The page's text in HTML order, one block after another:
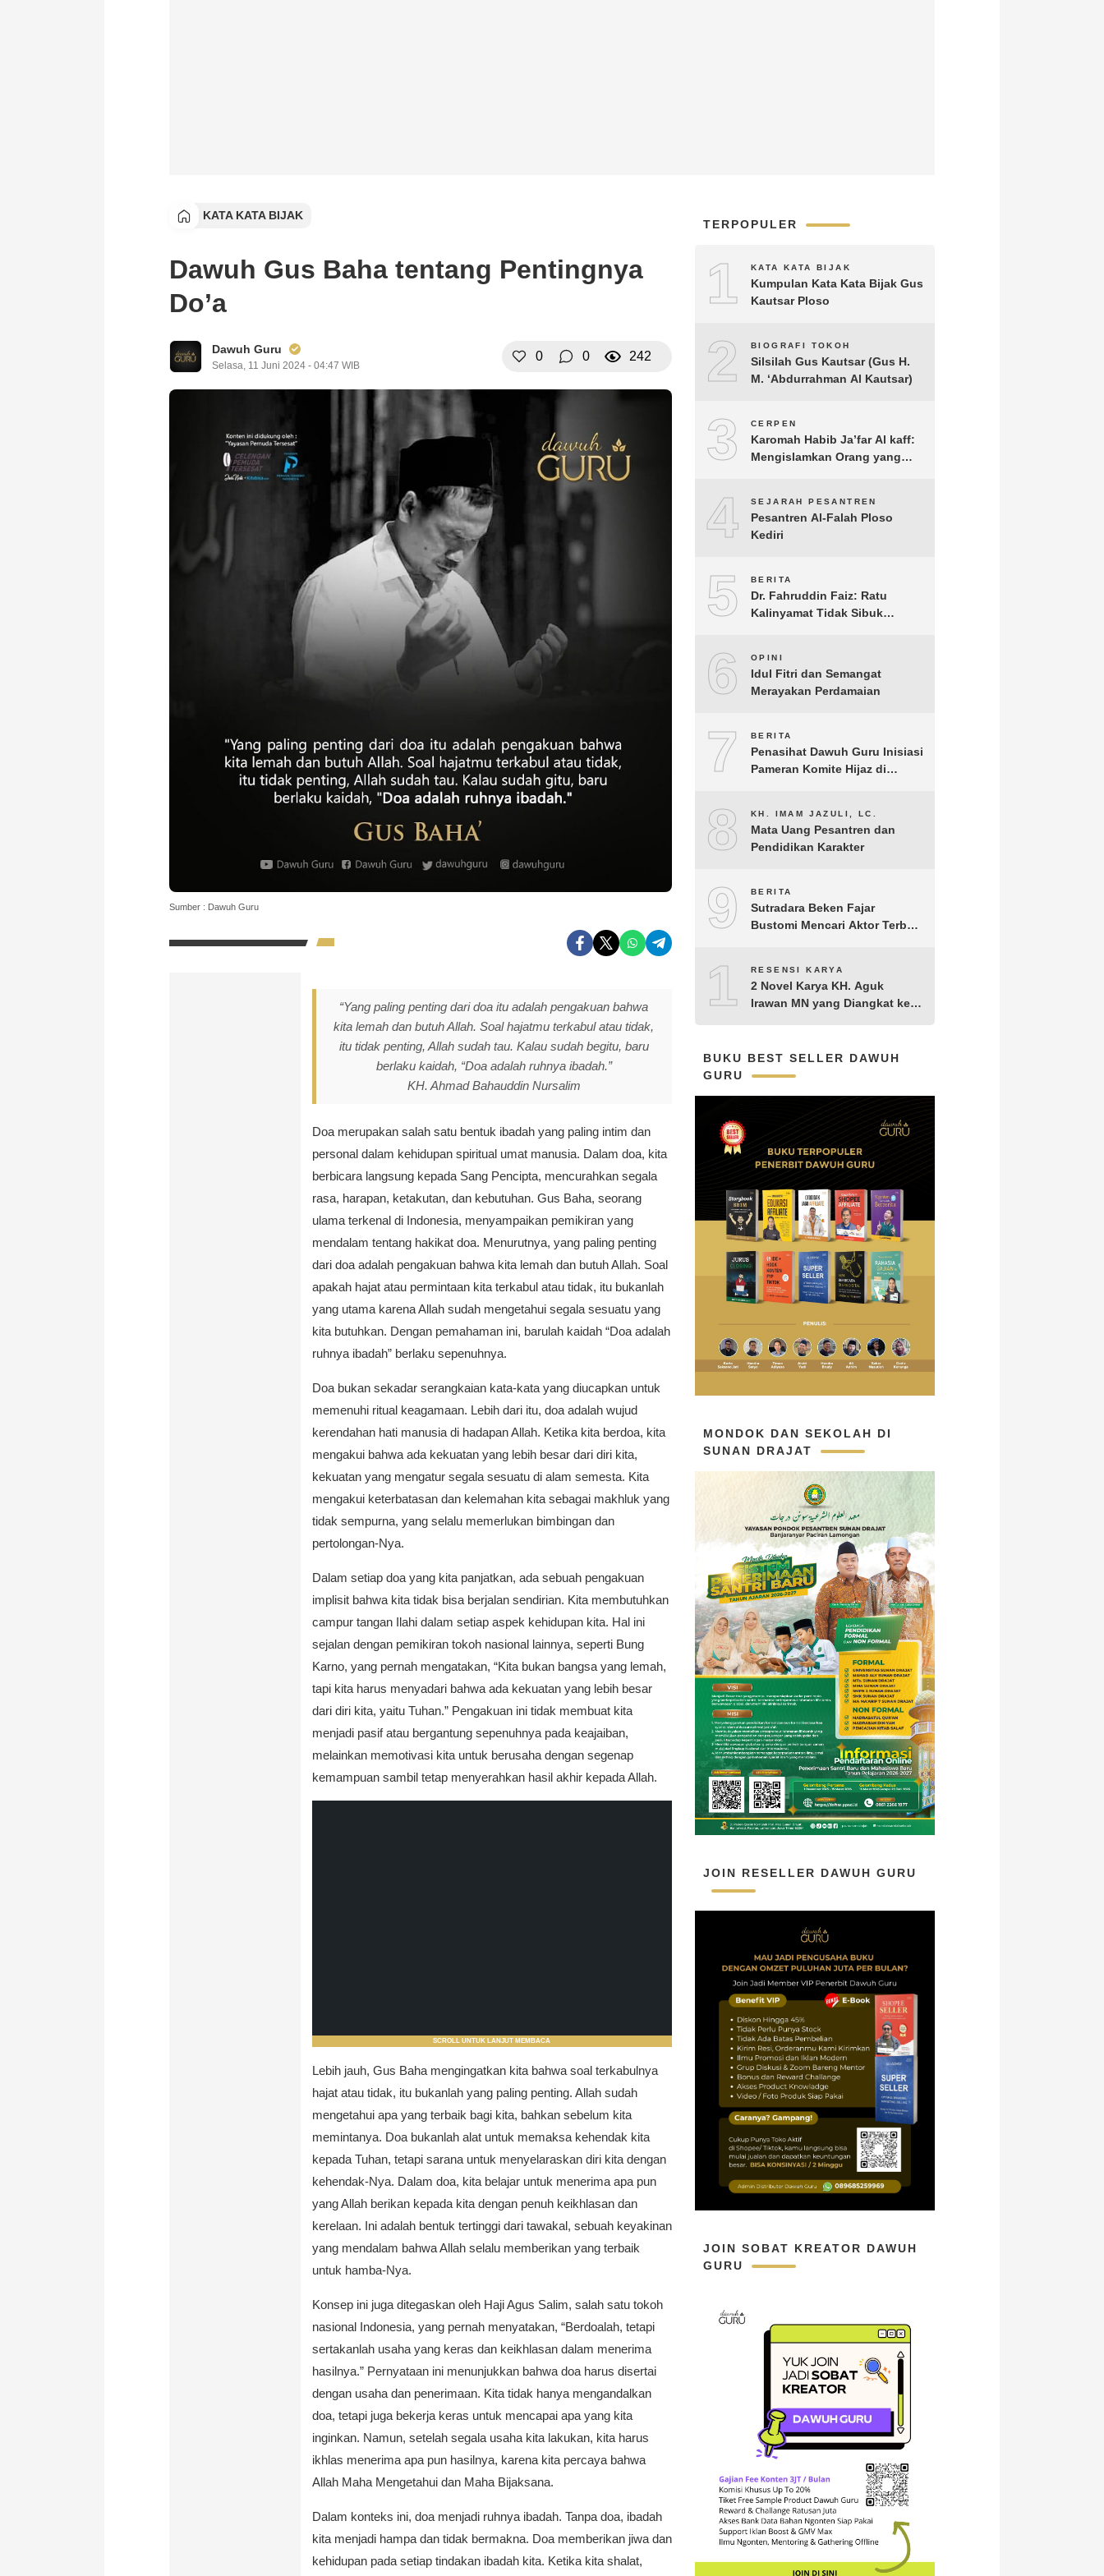
KATA KATA BIJAK
Dawuh Gus Baha tentang Pentingnya
Do’a
Dawuh Guru
Selasa, 11 Juni 2024 - 04:47 WIB
0 0 242
Sumber : Dawuh Guru
“Yang paling penting dari doa itu adalah pengakuan bahwa
kita lemah dan butuh Allah. Soal hajatmu terkabul atau tidak,
itu tidak penting, Allah sudah tau. Kalau sudah begitu, baru
berlaku kaidah, “Doa adalah ruhnya ibadah.”
KH. Ahmad Bahauddin Nursalim
Doa merupakan salah satu bentuk ibadah yang paling intim dan
personal dalam kehidupan spiritual umat manusia. Dalam doa, kita
berbicara langsung kepada Sang Pencipta, mencurahkan segala
rasa, harapan, ketakutan, dan kebutuhan. Gus Baha, seorang
ulama terkenal di Indonesia, menyampaikan pemikiran yang
mendalam tentang hakikat doa. Menurutnya, yang paling penting
dari doa adalah pengakuan bahwa kita lemah dan butuh Allah. Soal
apakah hajat atau permintaan kita terkabul atau tidak, itu bukanlah
yang utama karena Allah sudah mengetahui segala sesuatu yang
kita butuhkan. Dengan pemahaman ini, barulah kaidah “Doa adalah
ruhnya ibadah” berlaku sepenuhnya.
Doa bukan sekadar serangkaian kata-kata yang diucapkan untuk
memenuhi ritual keagamaan. Lebih dari itu, doa adalah wujud
kerendahan hati manusia di hadapan Allah. Ketika kita berdoa, kita
mengakui bahwa ada kekuatan yang lebih besar dari diri kita,
kekuatan yang mengatur segala sesuatu di alam semesta. Kita
mengakui keterbatasan dan kelemahan kita sebagai makhluk yang
tidak sempurna, yang selalu memerlukan bimbingan dan
pertolongan-Nya.
Dalam setiap doa yang kita panjatkan, ada sebuah pengakuan
implisit bahwa kita tidak bisa berjalan sendirian. Kita membutuhkan
campur tangan Ilahi dalam setiap aspek kehidupan kita. Hal ini
sejalan dengan pemikiran tokoh nasional lainnya, seperti Bung
Karno, yang pernah mengatakan, “Kita bukan bangsa yang lemah,
tapi kita harus menyadari bahwa ada kekuatan yang lebih besar
dari diri kita, yaitu Tuhan.” Pengakuan ini tidak membuat kita
menjadi pasif atau bergantung sepenuhnya pada keajaiban,
melainkan memotivasi kita untuk berusaha dengan segenap
kemampuan sambil tetap menyerahkan hasil akhir kepada Allah.
SCROLL UNTUK LANJUT MEMBACA
Lebih jauh, Gus Baha mengingatkan kita bahwa soal terkabulnya
hajat atau tidak, itu bukanlah yang paling penting. Allah sudah
mengetahui apa yang terbaik bagi kita, bahkan sebelum kita
memintanya. Doa bukanlah alat untuk memaksa kehendak kita
kepada Tuhan, tetapi sarana untuk menyelaraskan diri kita dengan
kehendak-Nya. Dalam doa, kita belajar untuk menerima apa pun
yang Allah berikan kepada kita dengan penuh keikhlasan dan
kerelaan. Ini adalah bentuk tertinggi dari tawakal, sebuah keyakinan
yang mendalam bahwa Allah selalu memberikan yang terbaik
untuk hamba-Nya.
Konsep ini juga ditegaskan oleh Haji Agus Salim, salah satu tokoh
nasional Indonesia, yang pernah menyatakan, “Berdoalah, tetapi
sertakanlah usaha yang keras dan keikhlasan dalam menerima
hasilnya.” Pernyataan ini menunjukkan bahwa doa harus disertai
dengan usaha dan penerimaan. Kita tidak hanya mengandalkan
doa, tetapi juga bekerja keras untuk mencapai apa yang kita
inginkan. Namun, setelah segala usaha kita lakukan, kita harus
ikhlas menerima apa pun hasilnya, karena kita percaya bahwa
Allah Maha Mengetahui dan Maha Bijaksana.
Dalam konteks ini, doa menjadi ruhnya ibadah. Tanpa doa, ibadah
kita menjadi hampa dan tidak bermakna. Doa memberikan jiwa dan
kehidupan pada setiap tindakan ibadah kita. Ketika kita shalat,
TERPOPULER
1 KATA KATA BIJAK
Kumpulan Kata Kata Bijak Gus
Kautsar Ploso
2 BIOGRAFI TOKOH
Silsilah Gus Kautsar (Gus H.
M. ‘Abdurrahman Al Kautsar)
3 CERPEN
Karomah Habib Ja’far Al kaff:
Mengislamkan Orang yang
4 SEJARAH PESANTREN
Pesantren Al-Falah Ploso
Kediri
5 BERITA
Dr. Fahruddin Faiz: Ratu
Kalinyamat Tidak Sibuk
Perekonomian Rakyatnya
6 OPINI
Idul Fitri dan Semangat
Merayakan Perdamaian
7 BERITA
Penasihat Dawuh Guru Inisiasi
Pameran Komite Hijaz di
8 KH. IMAM JAZULI, LC.
Mata Uang Pesantren dan
Pendidikan Karakter
9 BERITA
Sutradara Beken Fajar
Bustomi Mencari Aktor Terbaik
KH. Hasyim Asy’ari karya KH.
Aguk Irawan MN
10RESENSI KARYA
2 Novel Karya KH. Aguk
Irawan MN yang Diangkat ke
BUKU BEST SELLER DAWUH
GURU
MONDOK DAN SEKOLAH DI
SUNAN DRAJAT
JOIN RESELLER DAWUH GURU
JOIN SOBAT KREATOR DAWUH
GURU